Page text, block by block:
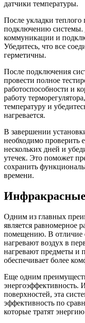
датчики температуры.
После укладки теплого
подключению системы.
коммуникации и
Убедитесь, что все
герметичны.
После подключения
провести полное
работоспособности и
работу
температуру и
нагревается.
В завершении
необходимо проверить
нескольких дней и
утечек. Это поможет
сохранить
времени.
Одним из главных
является равномерное
помещению. В отличие
нагревают воздух в
нагревают предметы и
обеспечивает более
Еще одним
энергоэффективность.
поверхностей, эта
эффективность по
которые тратят